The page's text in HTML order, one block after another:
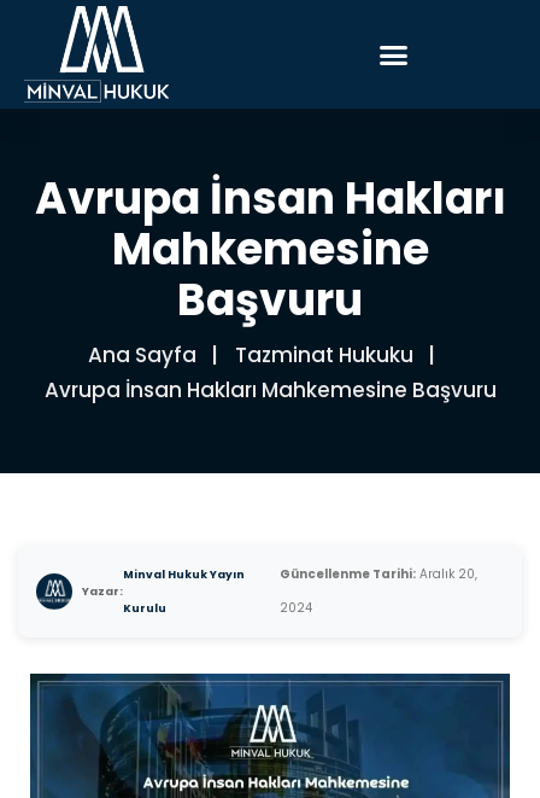
Avrupa İnsan Hakları
Mahkemesine
Başvuru
Ana Sayfa
Tazminat Hukuku
Avrupa İnsan Hakları Mahkemesine Başvuru
Yazar:
Minval Hukuk Yayın
Kurulu
Güncellenme Tarihi: Aralık 20,
2024